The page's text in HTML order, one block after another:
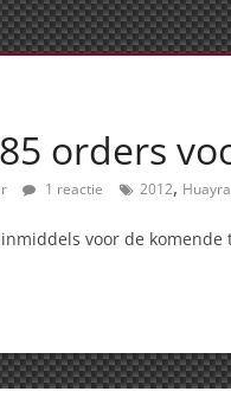
orders
1 reactie 2012, Huayra
voor de